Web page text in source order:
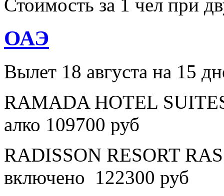
Стоимость за 1 чел при
ОАЭ
Вылет 18 августа на 15
RAMADA HOTEL
алко 109700 руб
RADISSON RESORT
включено 122300 руб